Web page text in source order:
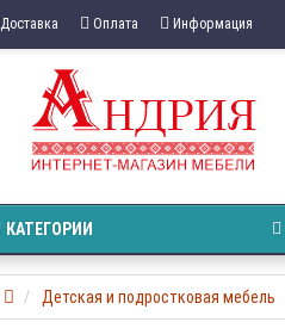
Доставка Оплата Информация
КАТЕГОРИИ
Детская и подростковая мебель